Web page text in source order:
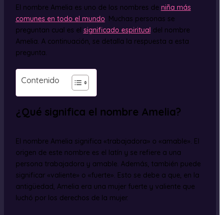
El nombre Amelia es uno de los nombres de niña más
comunes en todo el mundo. Muchas personas se
preguntan cual es el significado espiritual del nombre
Amelia. A continuación, se detalla la respuesta a esta
pregunta.
Contenido
¿Qué significa el nombre Amelia?
El nombre Amelia significa «trabajadora» o «amable». El
origen de este nombre es el latín y se refiere a una
persona trabajadora y amable. Además, también puede
significar «valiente» o «fuerte». Esto se debe a que, en la
antigüedad, Amelia era una mujer fuerte y valiente que
luchó por los derechos de la mujer.